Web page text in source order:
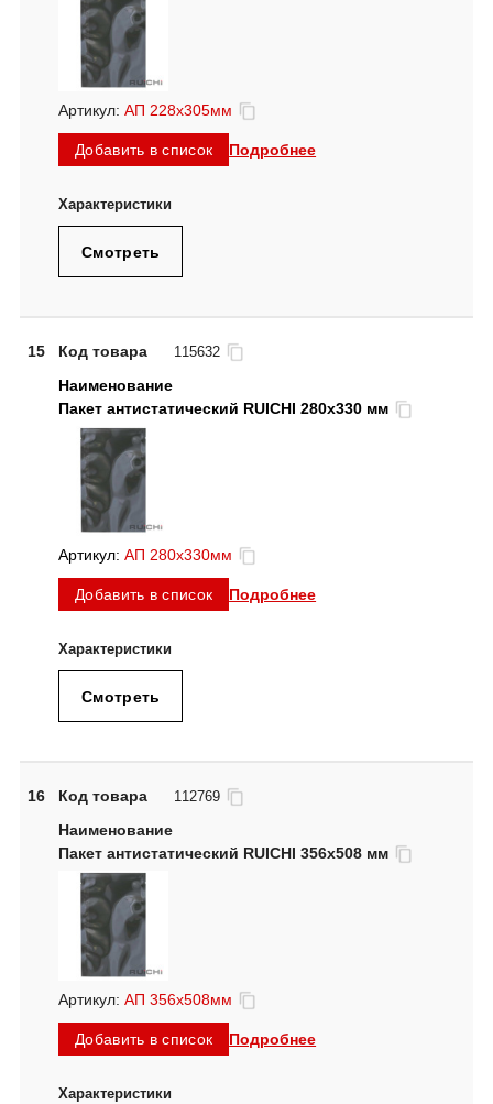
Артикул: АП 228x305мм
Добавить в список Подробнее
Смотреть
15 Код товара 115632
Пакет антистатический RUICHI 280x330 мм
Артикул: АП 280x330мм
Добавить в список Подробнее
Смотреть
16 Код товара 112769
Пакет антистатический RUICHI 356x508 мм
Артикул: АП 356x508мм
Добавить в список Подробнее